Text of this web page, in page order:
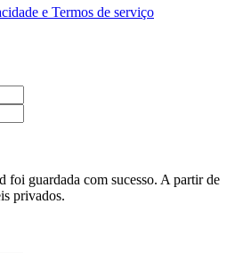
e Termos de serviço
foi guardada com sucesso. A partir de
privados.